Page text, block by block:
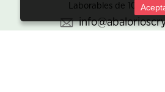
Laborables de 10:00 -